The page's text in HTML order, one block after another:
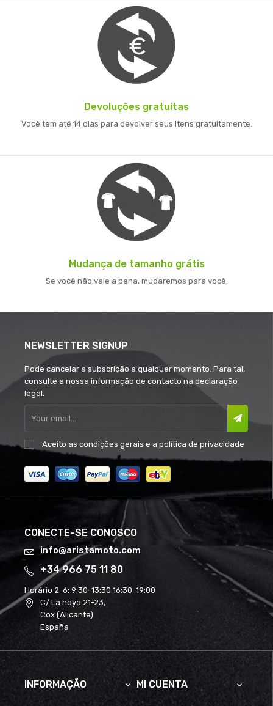
Devoluções gratuitas
Você tem até 14 dias para devolver seus itens gratuitamente.
Mudança de tamanho grátis
Se você não vale a pena, mudaremos para você.
NEWSLETTER SIGNUP
Pode cancelar a subscrição a qualquer momento. Para tal,
consulte a nossa informação de contacto na declaração
legal.
Aceito as condições gerais e a política de privacidade
CONECTE-SE CONOSCO
info@aristamoto.com
+34 966 75 11 80
Horário 2-6: 9:30-13:30 16:30-19:00
C/ La hoya 21-23,
Cox (Alicante)
España
INFORMAÇÃO  MI CUENTA 